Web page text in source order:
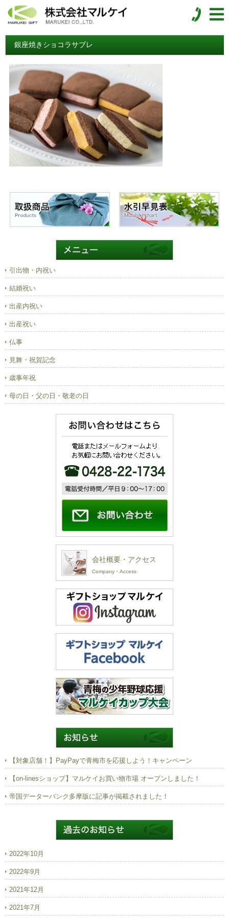
銀座焼きショコラサブレ
引出物・内祝い
結婚祝い
出産内祝い
出産祝い
仏事
見舞・祝賀記念
歳事年祝
母の日・父の日・敬老の日
会社概要・アクセス
Company・Access
【対象店舗！】PayPayで青梅市を応援しよう！キャンペーン
【on-linesショップ】マルケイお買い物市場 オープンしました！
帝国データーバンク多摩版に記事が掲載されました！
2022年10月
2022年9月
2021年12月
2021年7月